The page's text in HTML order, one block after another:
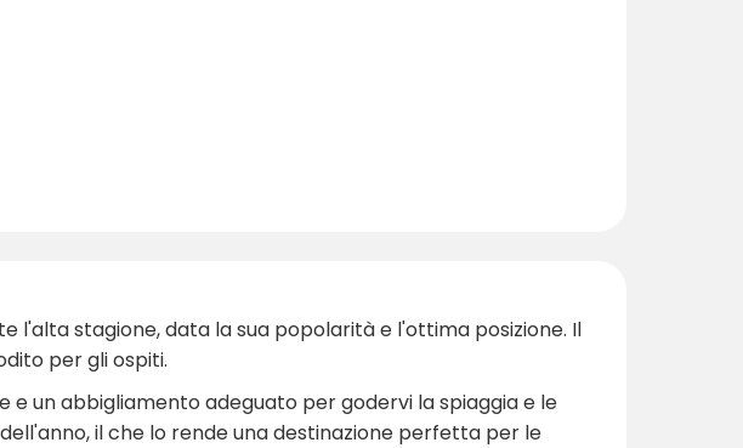
l'alta stagione, data la sua popolarità e l'ottima posizione. Il
per gli ospiti.
un abbigliamento adeguato per godervi la spiaggia e le
il che lo rende una destinazione perfetta per le